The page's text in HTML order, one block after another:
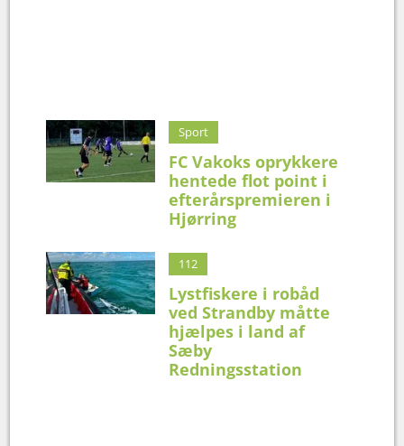
Sport
FC Vakoks oprykkere
hentede flot point i
efterårspremieren i
Hjørring
112
Lystfiskere i robåd
ved Strandby måtte
hjælpes i land af
Sæby
Redningsstation